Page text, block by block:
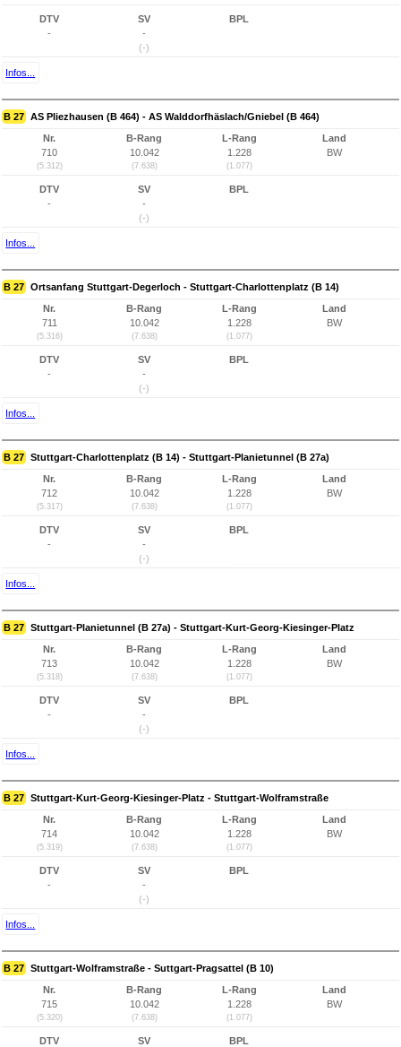
DTV
-
SV
-
(-)
BPL
Infos...
B 27 AS Pliezhausen (B 464) - AS Walddorfhäslach/Gniebel (B 464)
Nr.
710
(5.312)
B-Rang
10.042
(7.638)
L-Rang
1.228
(1.077)
Land
BW
DTV
-
SV
-
(-)
BPL
Infos...
B 27 Ortsanfang Stuttgart-Degerloch - Stuttgart-Charlottenplatz (B 14)
Nr.
711
(5.316)
B-Rang
10.042
(7.638)
L-Rang
1.228
(1.077)
Land
BW
DTV
-
SV
-
(-)
BPL
Infos...
B 27 Stuttgart-Charlottenplatz (B 14) - Stuttgart-Planietunnel (B 27a)
Nr.
712
(5.317)
B-Rang
10.042
(7.638)
L-Rang
1.228
(1.077)
Land
BW
DTV
-
SV
-
(-)
BPL
Infos...
B 27 Stuttgart-Planietunnel (B 27a) - Stuttgart-Kurt-Georg-Kiesinger-Platz
Nr.
713
(5.318)
B-Rang
10.042
(7.638)
L-Rang
1.228
(1.077)
Land
BW
DTV
-
SV
-
(-)
BPL
Infos...
B 27 Stuttgart-Kurt-Georg-Kiesinger-Platz - Stuttgart-Wolframstraße
Nr.
714
(5.319)
B-Rang
10.042
(7.638)
L-Rang
1.228
(1.077)
Land
BW
DTV
-
SV
-
(-)
BPL
Infos...
B 27 Stuttgart-Wolframstraße - Suttgart-Pragsattel (B 10)
Nr.
715
(5.320)
B-Rang
10.042
(7.638)
L-Rang
1.228
(1.077)
Land
BW
DTV
SV
BPL